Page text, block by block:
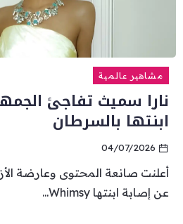
مشاهير عالمية
نارا سميث تفاجئ
ابنتها بالسرطان
04/07/2026
أعلنت صانعة المحتوى وعارضة
عن إصابة ابنتها Whimsy...